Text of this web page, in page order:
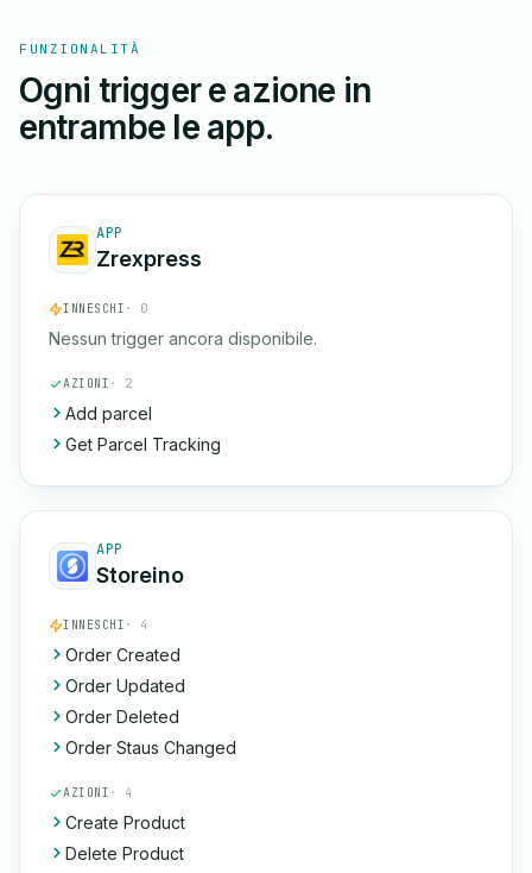
FUNZIONALITÀ
Ogni trigger e azione in
entrambe le app.
APP
Zrexpress
INNESCHI · 0
Nessun trigger ancora disponibile.
AZIONI · 2
Add parcel
Get Parcel Tracking
APP
Storeino
INNESCHI · 4
Order Created
Order Updated
Order Deleted
Order Staus Changed
AZIONI · 4
Create Product
Delete Product